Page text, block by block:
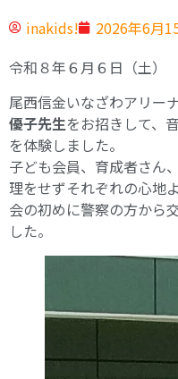
inakids! 2026年6月
令和８年６月６日（土）
尾西信金いなざわアリーナ
優子先生をお招きして、
を体験しました。
子ども会員、育成者さん
理をせずそれぞれの心地
会の初めに警察の方から
した。